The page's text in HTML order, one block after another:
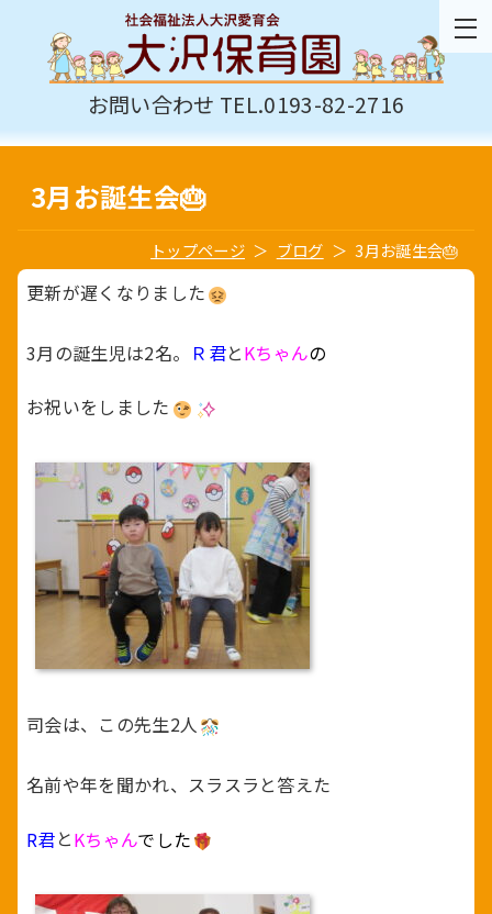
お問い合わせ TEL.0193-82-2716
3月お誕生会🎂
トップページ ブログ 3月お誕生会🎂
更新が遅くなりました
3月の誕生児は2名。 Ｒ君とKちゃんの
お祝いをしました
司会は、この先生2人
名前や年を聞かれ、スラスラと答えた
R君とKちゃんでした